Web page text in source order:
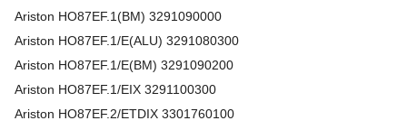
Ariston HO87EF.1(BM) 3291090000
Ariston HO87EF.1/E(ALU) 3291080300
Ariston HO87EF.1/E(BM) 3291090200
Ariston HO87EF.1/EIX 3291100300
Ariston HO87EF.2/ETDIX 3301760100